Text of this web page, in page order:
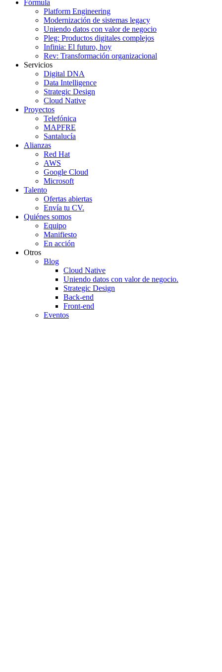
Fórmula
Platform Engineering
Modernización de sistemas legacy
Uniendo datos con valor de negocio
Pleg: Productos digitales complejos
Infinia: El futuro, hoy
Rev: Transformación organizacional
Servicios
Digital DNA
Data Intelligence
Strategic Design
Cloud Native
Proyectos
Telefónica
MAPFRE
Santalucía
Alianzas
Red Hat
AWS
Google Cloud
Microsoft
Talento
Ofertas abiertas
Envía tu CV.
Quiénes somos
Equipo
Manifiesto
En acción
Otros
Blog
Cloud Native
Uniendo datos con valor de negocio.
Strategic Design
Back-end
Front-end
Eventos